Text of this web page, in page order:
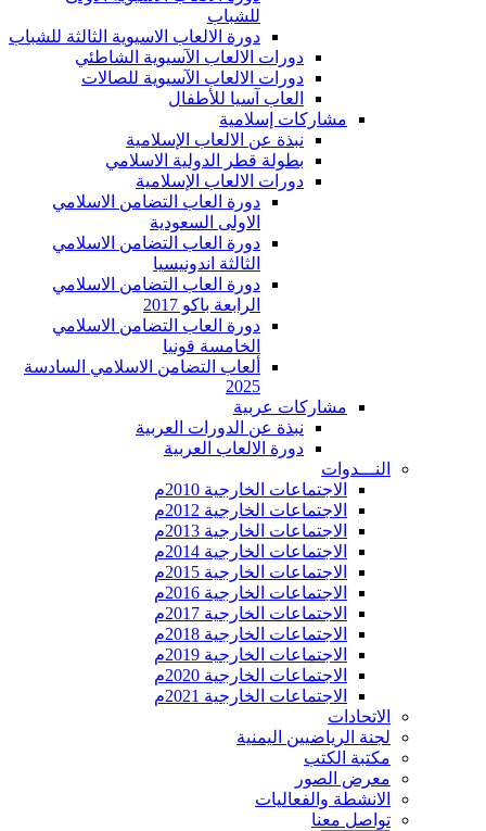
للشباب
دورة الالعاب الاسيوية الثالثة للشباب
دورات الالعاب الآسيوية الشاطئي
دورات الالعاب الآسيوية للصالات
العاب آسيا للأطفال
مشاركات إسلامية
نبذة عن الالعاب الإسلامية
بطولة قطر الدولية الاسلامي
دورات الالعاب الإسلامية
دورة العاب التضامن الاسلامي
الاولى السعودية
دورة العاب التضامن الاسلامي
الثالثة اندونيسيا
دورة العاب التضامن الاسلامي
الرابعة باكو 2017
دورة العاب التضامن الاسلامي
الخامسة قونيا
ألعاب التضامن الاسلامي السادسة
2025
مشاركات عربية
نبذة عن الدورات العربية
دورة الالعاب العربية
النـــدوات
الاجتماعات الخارجية 2010م
الاجتماعات الخارجية 2012م
الاجتماعات الخارجية 2013م
الاجتماعات الخارجية 2014م
الاجتماعات الخارجية 2015م
الاجتماعات الخارجية 2016م
الاجتماعات الخارجية 2017م
الاجتماعات الخارجية 2018م
الاجتماعات الخارجية 2019م
الاجتماعات الخارجية 2020م
الاجتماعات الخارجية 2021م
الاتحادات
لجنة الرياضيين اليمنية
مكتبة الكتب
معرض الصور
الانشطة والفعاليات
تواصل معنا